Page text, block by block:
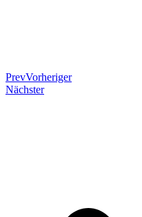
PrevVorheriger
Nächster